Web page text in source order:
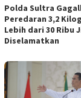
Polda Sultra
Peredaran 3,2
Lebih dari 30 Ribu
Diselamatkan